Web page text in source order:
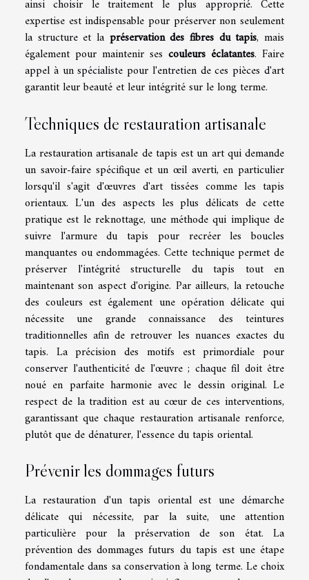
ainsi choisir le traitement le plus approprié. Cette
expertise est indispensable pour préserver non seulement
la structure et la préservation des fibres du tapis, mais
également pour maintenir ses couleurs éclatantes. Faire
appel à un spécialiste pour l'entretien de ces pièces d'art
garantit leur beauté et leur intégrité sur le long terme.
Techniques de restauration artisanale
La restauration artisanale de tapis est un art qui demande
un savoir-faire spécifique et un œil averti, en particulier
lorsqu'il s'agit d'œuvres d'art tissées comme les tapis
orientaux. L'un des aspects les plus délicats de cette
pratique est le reknottage, une méthode qui implique de
suivre l'armure du tapis pour recréer les boucles
manquantes ou endommagées. Cette technique permet de
préserver l'intégrité structurelle du tapis tout en
maintenant son aspect d'origine. Par ailleurs, la retouche
des couleurs est également une opération délicate qui
nécessite une grande connaissance des teintures
traditionnelles afin de retrouver les nuances exactes du
tapis. La précision des motifs est primordiale pour
conserver l'authenticité de l'œuvre ; chaque fil doit être
noué en parfaite harmonie avec le dessin original. Le
respect de la tradition est au cœur de ces interventions,
garantissant que chaque restauration artisanale renforce,
plutôt que de dénaturer, l'essence du tapis oriental.
Prévenir les dommages futurs
La restauration d'un tapis oriental est une démarche
délicate qui nécessite, par la suite, une attention
particulière pour la préservation de son état. La
prévention des dommages futurs du tapis est une étape
fondamentale dans sa conservation à long terme. Le choix